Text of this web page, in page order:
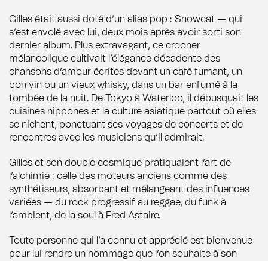
Gilles était aussi doté d’un alias pop : Snowcat — qui
s’est envolé avec lui, deux mois après avoir sorti son
dernier album. Plus extravagant, ce crooner
mélancolique cultivait l’élégance décadente des
chansons d’amour écrites devant un café fumant, un
bon vin ou un vieux whisky, dans un bar enfumé à la
tombée de la nuit. De Tokyo à Waterloo, il débusquait les
cuisines nippones et la culture asiatique partout où elles
se nichent, ponctuant ses voyages de concerts et de
rencontres avec les musiciens qu’il admirait.
Gilles et son double cosmique pratiquaient l’art de
l’alchimie : celle des moteurs anciens comme des
synthétiseurs, absorbant et mélangeant des influences
variées — du rock progressif au reggae, du funk à
l’ambient, de la soul à Fred Astaire.
Toute personne qui l’a connu et apprécié est bienvenue
pour lui rendre un hommage que l’on souhaite à son